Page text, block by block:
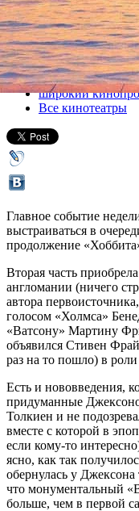
19 декабря 2013,
Версия для печати
Все кино
широкий
Все кинотеатры
Главное событие
выстраиваться в
продолжение
Вторая часть
англомании (ничего
автора
голосом «Холмса»
«Ватсону» Мартину
объявился Стивен
раз на то пошло) в
Есть и нововведения,
придуманные
Толкиен и не
вместе с которой в
если кому-то
ясно, как так
обернулась у
что монументальный
больше, чем в первой